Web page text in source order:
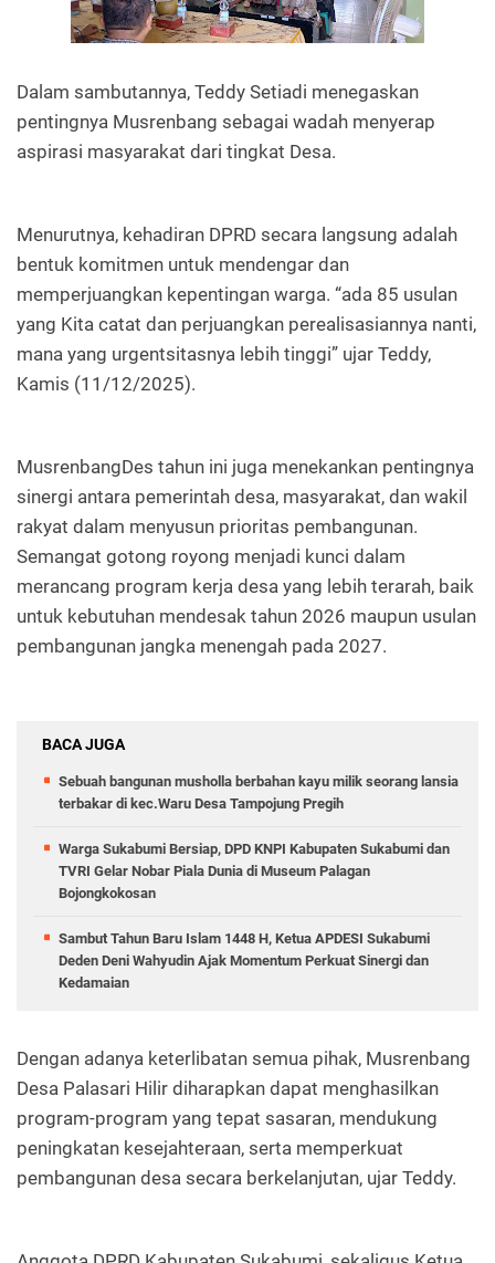
Dalam sambutannya, Teddy Setiadi menegaskan
pentingnya Musrenbang sebagai wadah menyerap
aspirasi masyarakat dari tingkat Desa.
Menurutnya, kehadiran DPRD secara langsung adalah
bentuk komitmen untuk mendengar dan
memperjuangkan kepentingan warga. “ada 85 usulan
yang Kita catat dan perjuangkan perealisasiannya nanti,
mana yang urgentsitasnya lebih tinggi” ujar Teddy,
Kamis (11/12/2025).
MusrenbangDes tahun ini juga menekankan pentingnya
sinergi antara pemerintah desa, masyarakat, dan wakil
rakyat dalam menyusun prioritas pembangunan.
Semangat gotong royong menjadi kunci dalam
merancang program kerja desa yang lebih terarah, baik
untuk kebutuhan mendesak tahun 2026 maupun usulan
pembangunan jangka menengah pada 2027.
BACA JUGA
Sebuah bangunan musholla berbahan kayu milik seorang lansia
terbakar di kec.Waru Desa Tampojung Pregih
Warga Sukabumi Bersiap, DPD KNPI Kabupaten Sukabumi dan
TVRI Gelar Nobar Piala Dunia di Museum Palagan
Bojongkokosan
Sambut Tahun Baru Islam 1448 H, Ketua APDESI Sukabumi
Deden Deni Wahyudin Ajak Momentum Perkuat Sinergi dan
Kedamaian
Dengan adanya keterlibatan semua pihak, Musrenbang
Desa Palasari Hilir diharapkan dapat menghasilkan
program-program yang tepat sasaran, mendukung
peningkatan kesejahteraan, serta memperkuat
pembangunan desa secara berkelanjutan, ujar Teddy.